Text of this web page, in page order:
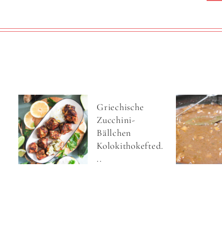
Griechische
Zucchini-
Bällchen
Kolokithokefted.
..